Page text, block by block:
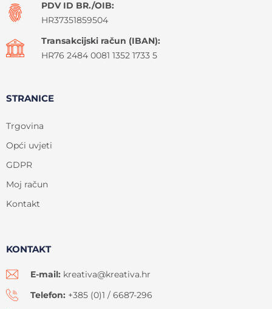
PDV ID BR./OIB:
HR37351859504
Transakcijski račun (IBAN):
HR76 2484 0081 1352 1733 5
STRANICE
Trgovina
Opći uvjeti
GDPR
Moj račun
Kontakt
KONTAKT
E-mail: kreativa@kreativa.hr
Telefon: +385 (0)1 / 6687-296